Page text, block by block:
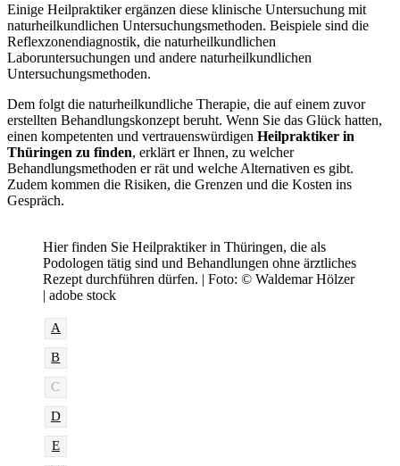
Einige Heilpraktiker ergänzen diese klinische Untersuchung mit
naturheilkundlichen Untersuchungsmethoden. Beispiele sind die
Reflexzonendiagnostik, die naturheilkundlichen
Laboruntersuchungen und andere naturheilkundlichen
Untersuchungsmethoden.
Dem folgt die naturheilkundliche Therapie, die auf einem zuvor
erstellten Behandlungskonzept beruht. Wenn Sie das Glück hatten,
einen kompetenten und vertrauenswürdigen Heilpraktiker in
Thüringen zu finden, erklärt er Ihnen, zu welcher
Behandlungsmethoden er rät und welche Alternativen es gibt.
Zudem kommen die Risiken, die Grenzen und die Kosten ins
Gespräch.
Hier finden Sie Heilpraktiker in Thüringen, die als
Podologen tätig sind und Behandlungen ohne ärztliches
Rezept durchführen dürfen. | Foto: © Waldemar Hölzer
| adobe stock
A
B
C
D
E